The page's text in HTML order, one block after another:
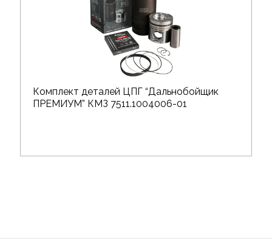
Комплект деталей ЦПГ “Дальнобойщик
ПРЕМИУМ” КМЗ 7511.1004006-01